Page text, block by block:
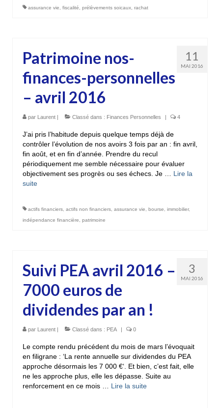
assurance vie, fiscalité, prélèvements soicaux, rachat
11
MAI 2016
Patrimoine nos-
finances-personnelles
– avril 2016
par Laurent Classé dans : Finances Personnelles 4
J’ai pris l’habitude depuis quelque temps déjà de
contrôler l’évolution de nos avoirs 3 fois par an : fin avril,
fin août, et en fin d’année. Prendre du recul
périodiquement me semble nécessaire pour évaluer
objectivement ses progrès ou ses échecs. Je … Lire la
suite­­
actifs financiers, actifs non financiers, assurance vie, bourse, immobilier,
indépendance financière, patrimoine
3
MAI 2016
Suivi PEA avril 2016 –
7000 euros de
dividendes par an !
par Laurent Classé dans : PEA 0
Le compte rendu précédent du mois de mars l’évoquait
en filigrane : ‘La rente annuelle sur dividendes du PEA
approche désormais les 7 000 €‘. Et bien, c’est fait, elle
ne les approche plus, elle les dépasse. Suite au
renforcement en ce mois … Lire la suite­­